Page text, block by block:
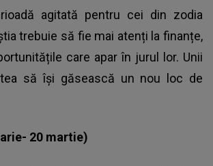
agitată pentru cei din zodia
trebuie să fie mai atenți la finanțe,
care apar în jurul lor. Unii
să își găsească un nou loc de
20 martie)